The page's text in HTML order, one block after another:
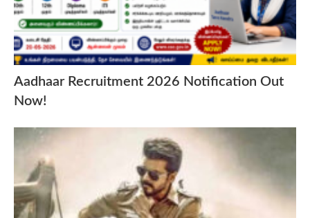
Aadhaar Recruitment 2026 Notification Out
Now!